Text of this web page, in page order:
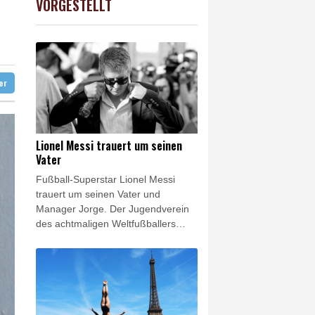
begrüßt sie
Blanche
so früh wie nie
0.32%
VORGESTELLT
Lionel Messi trauert um seinen
Vater
Fußball-Superstar Lionel Messi
trauert um seinen Vater und
Manager Jorge. Der Jugendverein
des achtmaligen Weltfußballers
Atlético Newell's Old Boys
verabschiedet sich mit Trauer und
tiefem Schmerz von Jorge Messi."
Zuvor hatten argentinische Medien
übereinstimmend berichtet, der 68-